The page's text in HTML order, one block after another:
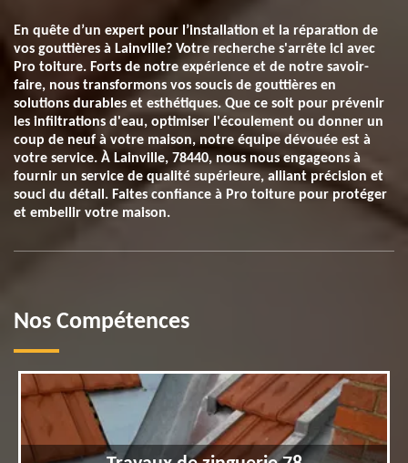
En quête d’un expert pour l’installation et la réparation de
vos gouttières à Lainville? Votre recherche s'arrête ici avec
Pro toiture. Forts de notre expérience et de notre savoir-
faire, nous transformons vos soucis de gouttières en
solutions durables et esthétiques. Que ce soit pour prévenir
les infiltrations d'eau, optimiser l'écoulement ou donner un
coup de neuf à votre maison, notre équipe dévouée est à
votre service. À Lainville, 78440, nous nous engageons à
fournir un service de qualité supérieure, alliant précision et
souci du détail. Faites confiance à Pro toiture pour protéger
et embellir votre maison.
Nos Compétences